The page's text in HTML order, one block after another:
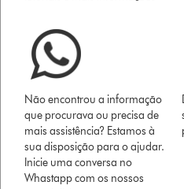
Não encontrou a informação
que procurava ou precisa de
mais assistência? Estamos à
sua disposição para o ajudar.
Inicie uma conversa no
Whastapp com os nossos